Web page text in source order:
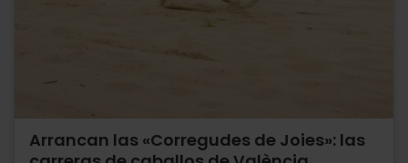
Arrancan las «Corregudes de Joies»: las